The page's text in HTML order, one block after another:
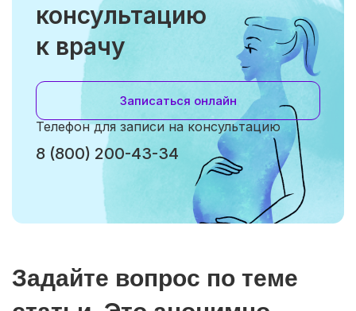
консультацию
к врачу
Записаться онлайн
Телефон для записи на консультацию
8 (800) 200-43-34
Задайте вопрос по теме